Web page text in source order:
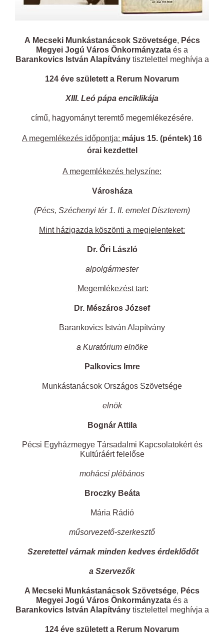
A Mecseki Munkástanácsok Szövetsége, Pécs
Megyei Jogú Város Önkormányzata és a
Barankovics István Alapítvány tisztelettel meghívja a
124 éve született a Rerum Novarum
XIII. Leó pápa enciklikája
című, hagyományt teremtő megemlékezésére.
A megemlékezés időpontja: május 15. (péntek) 16
órai kezdettel
A megemlékezés helyszíne:
Városháza
(Pécs, Széchenyi tér 1. II. emelet Díszterem)
Mint házigazda köszönti a megjelenteket:
Dr. Őri László
alpolgármester
Megemlékezést tart:
Dr. Mészáros József
Barankovics István Alapítvány
a Kuratórium elnöke
Palkovics Imre
Munkástanácsok Országos Szövetsége
elnök
Bognár Attila
Pécsi Egyházmegye Társadalmi Kapcsolatokért és
Kultúráért felelőse
mohácsi plébános
Broczky Beáta
Mária Rádió
műsorvezető-szerkesztő
Szeretettel várnak minden kedves érdeklődőt
a Szervezők
A Mecseki Munkástanácsok Szövetsége, Pécs
Megyei Jogú Város Önkormányzata és a
Barankovics István Alapítvány tisztelettel meghívja a
124 éve született a Rerum Novarum